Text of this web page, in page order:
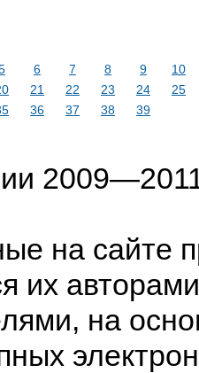
6 7 8 9
10
21 22 23 24
25
36 37 38 39
на сайте
их
на